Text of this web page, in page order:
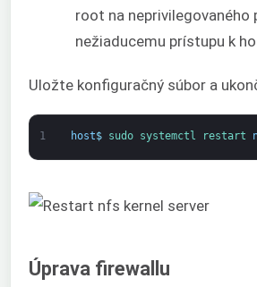
root na
nežiaducemu prístupu k
Uložte konfiguračný súbor a
1 host$ sudo systemctl restart
Úprava firewallu